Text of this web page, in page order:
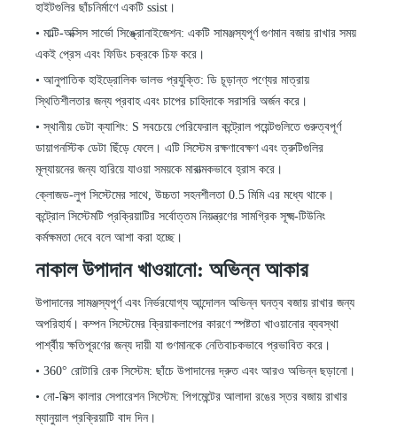
হাইটগুলির ছাঁচনির্মাণে একটি ssist।
• মাল্টি-অক্সিস সার্ভো সিঙ্ক্রোনাইজেশন: একটি সামঞ্জস্যপূর্ণ গুণমান বজায় রাখার সময়
একই প্রেস এবং ফিডিং চক্রকে চিফ করে।
• আনুপাতিক হাইড্রোলিক ভালভ প্রযুক্তি: ডি চূড়ান্ত পণ্যের মাত্রায়
স্থিতিশীলতার জন্য প্রবাহ এবং চাপের চাহিদাকে সরাসরি অর্জন করে।
•স্থানীয় ডেটা ক্যাশিং: S সবচেয়ে পেরিফেরাল কন্ট্রোল পয়েন্টগুলিতে গুরুত্বপূর্ণ
ডায়াগনস্টিক ডেটা ছিঁড়ে ফেলে। এটি সিস্টেম রক্ষণাবেক্ষণ এবং ত্রুটিগুলির
মূল্যায়নের জন্য হারিয়ে যাওয়া সময়কে মারাত্মকভাবে হ্রাস করে।
ক্লোজড-লুপ সিস্টেমের সাথে, উচ্চতা সহনশীলতা 0.5 মিমি এর মধ্যে থাকে।
কন্ট্রোল সিস্টেমটি প্রক্রিয়াটির সর্বোত্তম নিয়ন্ত্রণের সামগ্রিক সূক্ষ্ম-টিউনিং
কর্মক্ষমতা দেবে বলে আশা করা হচ্ছে।
নাকাল উপাদান খাওয়ানো: অভিন্ন আকার
উপাদানের সামঞ্জস্যপূর্ণ এবং নির্ভরযোগ্য আন্দোলন অভিন্ন ঘনত্ব বজায় রাখার জন্য
অপরিহার্য। কম্পন সিস্টেমের ক্রিয়াকলাপের কারণে স্পষ্টতা খাওয়ানোর ব্যবস্থা
পার্শ্বীয় ক্ষতিপূরণের জন্য দায়ী যা গুণমানকে নেতিবাচকভাবে প্রভাবিত করে।
• 360° রোটারি রেক সিস্টেম: ছাঁচে উপাদানের দ্রুত এবং আরও অভিন্ন ছড়ানো।
• নো-মিক্স কালার সেপারেশন সিস্টেম: পিগমেন্টের আলাদা রঙের স্তর বজায় রাখার
ম্যানুয়াল প্রক্রিয়াটি বাদ দিন।